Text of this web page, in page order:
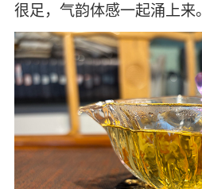
很足，气韵体感一起涌上来。